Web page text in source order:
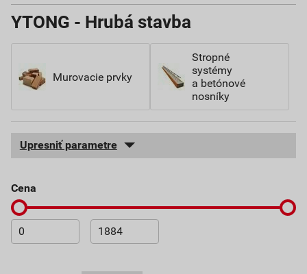
YTONG - Hrubá stavba
Murovacie prvky
Stropné
systémy
a betónové
nosníky
Upresniť parametre
Cena